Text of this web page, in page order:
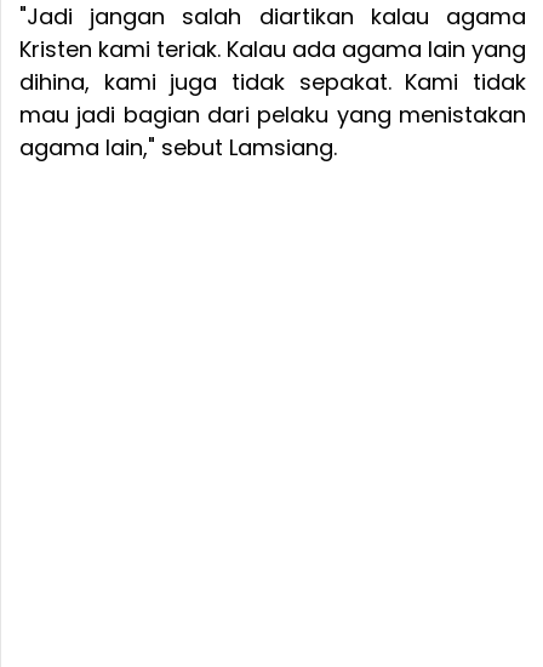
"Jadi jangan salah diartikan kalau agama
Kristen kami teriak. Kalau ada agama lain yang
dihina, kami juga tidak sepakat. Kami tidak
mau jadi bagian dari pelaku yang menistakan
agama lain," sebut Lamsiang.